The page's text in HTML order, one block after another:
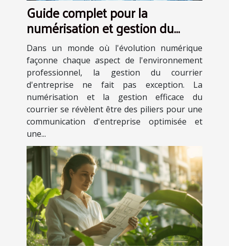
Guide complet pour la
numérisation et gestion du
courrier d'entreprise
Dans un monde où l'évolution numérique
façonne chaque aspect de l'environnement
professionnel, la gestion du courrier
d'entreprise ne fait pas exception. La
numérisation et la gestion efficace du
courrier se révèlent être des piliers pour une
communication d'entreprise optimisée et
une...